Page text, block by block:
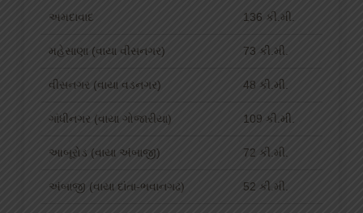
અમદાવાદ 136 કી.મી.
મહેસાણા (વાયા વીસનગર) 73 કી.મી.
વીસનગર (વાયા વડનગર) 48 કી.મી.
ગાંધીનગર (વાયા ગોજારીયા) 109 કી.મી.
આબૂરોડ (વાયા અંબાજી) 72 કી.મી.
અંબાજી (વાયા દાંતા-ભવાનગઢ) 52 કી.મી.